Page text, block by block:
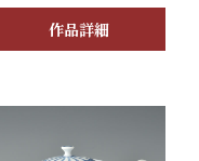
作品詳細